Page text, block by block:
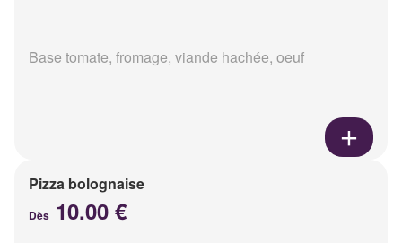
Base tomate, fromage, viande hachée, oeuf
Pizza bolognaise
Dès 10.00 €